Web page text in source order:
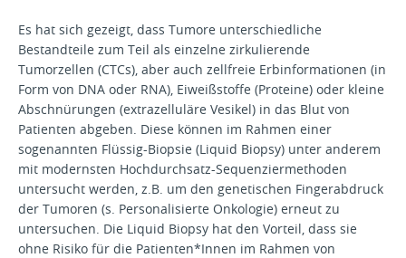
Es hat sich gezeigt, dass Tumore unterschiedliche
Bestandteile zum Teil als einzelne zirkulierende
Tumorzellen (CTCs), aber auch zellfreie Erbinformationen (in
Form von DNA oder RNA), Eiweißstoffe (Proteine) oder kleine
Abschnürungen (extrazelluläre Vesikel) in das Blut von
Patienten abgeben. Diese können im Rahmen einer
sogenannten Flüssig-Biopsie (Liquid Biopsy) unter anderem
mit modernsten Hochdurchsatz-Sequenziermethoden
untersucht werden, z.B. um den genetischen Fingerabdruck
der Tumoren (s. Personalisierte Onkologie) erneut zu
untersuchen. Die Liquid Biopsy hat den Vorteil, dass sie
ohne Risiko für die Patienten*Innen im Rahmen von